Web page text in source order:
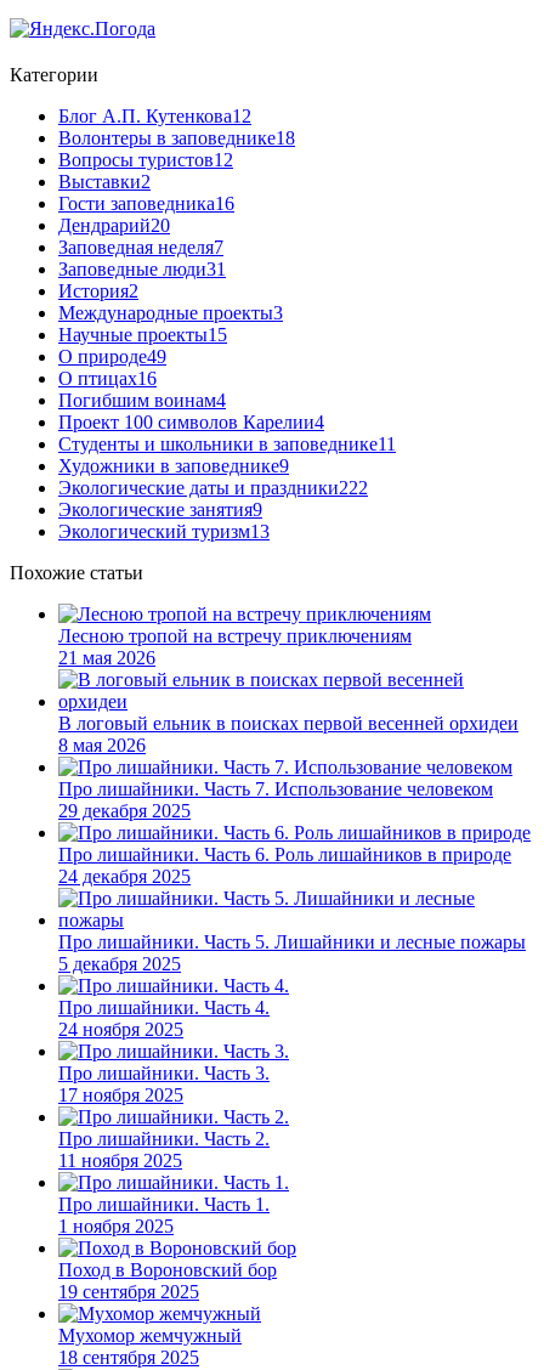
Категории
Блог А.П. Кутенкова12
Волонтеры в заповеднике18
Вопросы туристов12
Выставки2
Гости заповедника16
Дендрарий20
Заповедная неделя7
Заповедные люди31
История2
Международные проекты3
Научные проекты15
О природе49
О птицах16
Погибшим воинам4
Проект 100 символов Карелии4
Студенты и школьники в заповеднике11
Художники в заповеднике9
Экологические даты и праздники222
Экологические занятия9
Экологический туризм13
Похожие статьи
Лесною тропой на встречу приключениям
21 мая 2026
В логовый ельник в поисках первой весенней орхидеи
8 мая 2026
Про лишайники. Часть 7. Использование человеком
29 декабря 2025
Про лишайники. Часть 6. Роль лишайников в природе
24 декабря 2025
Про лишайники. Часть 5. Лишайники и лесные пожары
5 декабря 2025
Про лишайники. Часть 4.
24 ноября 2025
Про лишайники. Часть 3.
17 ноября 2025
Про лишайники. Часть 2.
11 ноября 2025
Про лишайники. Часть 1.
1 ноября 2025
Поход в Вороновский бор
19 сентября 2025
Мухомор жемчужный
18 сентября 2025